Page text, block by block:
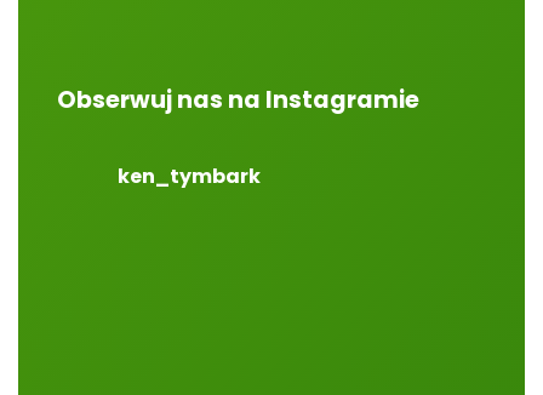
Obserwuj nas na Instagramie
ken_tymbark